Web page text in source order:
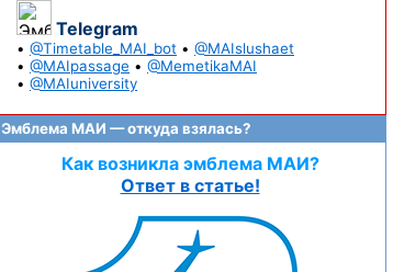
Telegram
• @Timetable_MAI_bot • @MAIslushaet
• @MAIpassage • @MemetikaMAI
• @MAIuniversity
Эмблема МАИ — откуда взялась?
Как возникла эмблема МАИ?
Ответ в статье!